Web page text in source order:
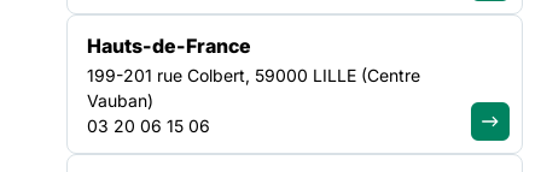
11 octobre 2025 : Partout en
France, mobilisons-nous pour les
associations
Hauts-de-France
199-201 rue Colbert, 59000 LILLE (Centre
Vauban)
03 20 06 15 06